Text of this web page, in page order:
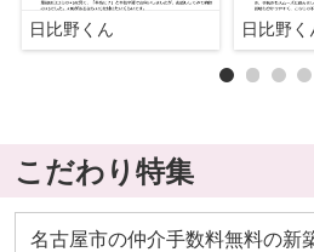
日比野くん 日比野く
こだわり特集
名古屋市の仲介手数料無料の新